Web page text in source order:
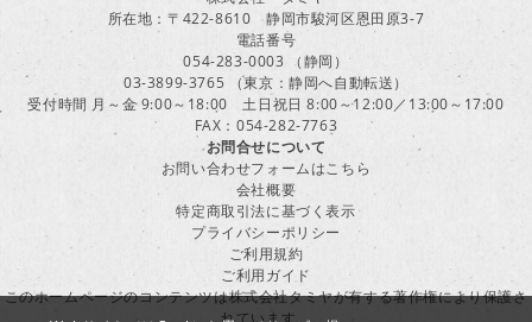
所在地：〒422-8610 静岡市駿河区恩田原3-7
電話番号
054-283-0003 （静岡）
03-3899-3765 （東京：静岡へ自動転送）
受付時間 月～金 9:00～18:00 土日祝日 8:00～12:00／13:00～17:00
FAX：054-282-7763
お問合せについて
お問い合わせフォームはこちら
会社概要
特定商取引法に基づく表示
プライバシーポリシー
ご利用規約
ご利用ガイド
このホームページのコンテンツは株式会社タミヤが有する著作権により保護さ
れています。